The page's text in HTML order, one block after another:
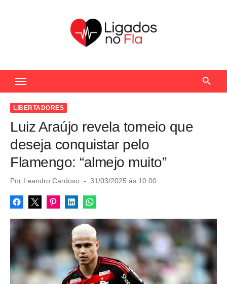
c
LIBERTADORES
Luiz Araújo revela torneio que
deseja conquistar pelo
Flamengo: “almejo muito”
Por Leandro Cardoso
P
s
t
d
o
n
31/03/2025 às 10:00